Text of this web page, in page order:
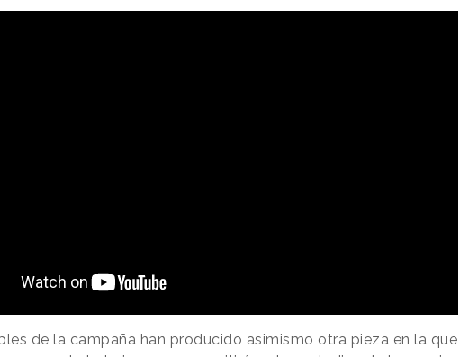
de la campaña han producido asimismo otra pieza en la que